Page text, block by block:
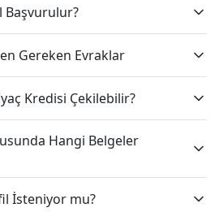
Başvurulur?
Gereken Evraklar
Kredisi Çekilebilir?
Hangi Belgeler
İsteniyor mu?